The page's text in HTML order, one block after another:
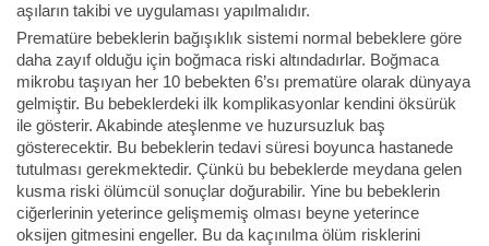
aşıların takibi ve uygulaması yapılmalıdır.
Prematüre bebeklerin bağışıklık sistemi normal bebeklere göre
daha zayıf olduğu için boğmaca riski altındadırlar. Boğmaca
mikrobu taşıyan her 10 bebekten 6’sı prematüre olarak dünyaya
gelmiştir. Bu bebeklerdeki ilk komplikasyonlar kendini öksürük
ile gösterir. Akabinde ateşlenme ve huzursuzluk baş
gösterecektir. Bu bebeklerin tedavi süresi boyunca hastanede
tutulması gerekmektedir. Çünkü bu bebeklerde meydana gelen
kusma riski ölümcül sonuçlar doğurabilir. Yine bu bebeklerin
ciğerlerinin yeterince gelişmemiş olması beyne yeterince
oksijen gitmesini engeller. Bu da kaçınılma ölüm risklerini